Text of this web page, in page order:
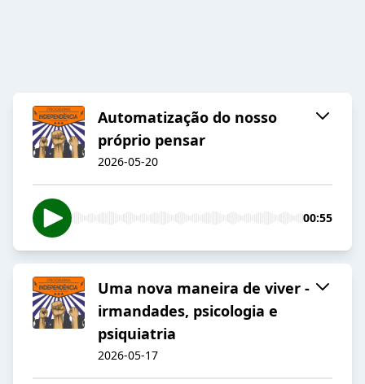
Automatização do nosso
próprio pensar
2026-05-20
00:55
Uma nova maneira de viver -
irmandades, psicologia e
psiquiatria
2026-05-17